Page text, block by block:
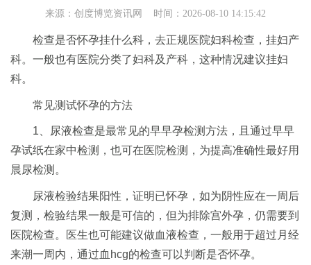
来源： 创度博览资讯网 时间：2026-08-10 14:15:42
检查是否怀孕挂什么科，去正规医院妇科检查，挂妇产
科。一般也有医院分类了妇科及产科，这种情况建议挂妇
科。
常见测试怀孕的方法
1、尿液检查是最常见的早早孕检测方法，且通过早早
孕试纸在家中检测，也可在医院检测，为提高准确性最好用
晨尿检测。
尿液检验结果阳性，证明已怀孕，如为阴性应在一周后
复测，检验结果一般是可信的，但为排除宫外孕，仍需要到
医院检查。医生也可能建议做血液检查，一般用于超过月经
来潮一周内，通过血hcg的检查可以判断是否怀孕。